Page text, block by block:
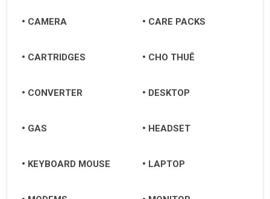
CAMERA CARE PACKS
CARTRIDGES CHO THUÊ
CONVERTER DESKTOP
GAS HEADSET
KEYBOARD MOUSE LAPTOP